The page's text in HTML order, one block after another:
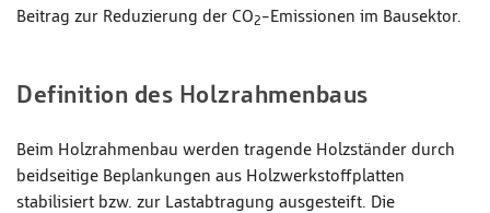
Beitrag zur Reduzierung der CO2-Emissionen im Bausektor.
Definition des Holzrahmenbaus
Beim Holzrahmenbau werden tragende Holzständer durch
beidseitige Beplankungen aus Holzwerkstoffplatten
stabilisiert bzw. zur Lastabtragung ausgesteift. Die